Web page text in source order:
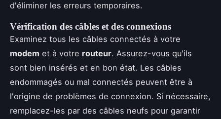
d'éliminer les erreurs temporaires.
Vérification des câbles et des connexions
Examinez tous les câbles connectés à votre
modem et à votre routeur. Assurez-vous qu'ils
sont bien insérés et en bon état. Les câbles
endommagés ou mal connectés peuvent être à
l'origine de problèmes de connexion. Si nécessaire,
remplacez-les par des câbles neufs pour garantir